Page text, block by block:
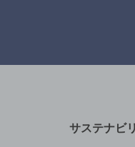
サステナビ